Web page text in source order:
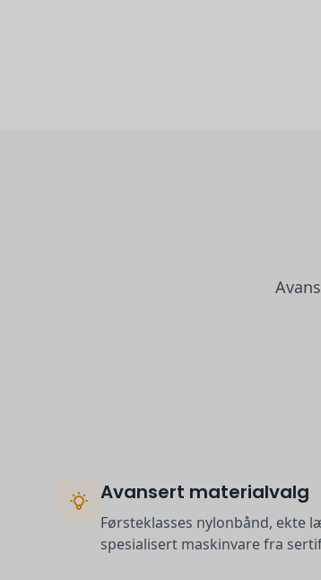
Avansert materialvalg
Førsteklasses nylonbånd, ekte
spesialisert maskinvare fra